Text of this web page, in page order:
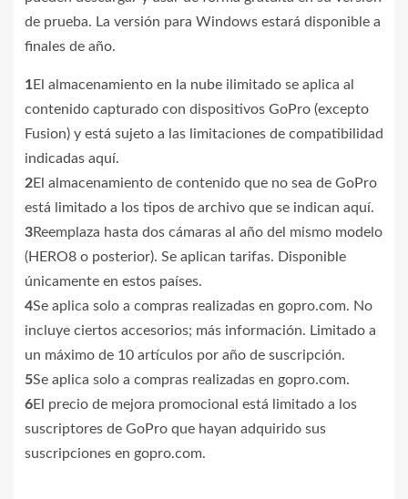
de prueba. La versión para Windows estará disponible a
finales de año.
1El almacenamiento en la nube ilimitado se aplica al
contenido capturado con dispositivos GoPro (excepto
Fusion) y está sujeto a las limitaciones de compatibilidad
indicadas aquí.
2El almacenamiento de contenido que no sea de GoPro
está limitado a los tipos de archivo que se indican aquí.
3Reemplaza hasta dos cámaras al año del mismo modelo
(HERO8 o posterior). Se aplican tarifas. Disponible
únicamente en estos países.
4Se aplica solo a compras realizadas en gopro.com. No
incluye ciertos accesorios; más información. Limitado a
un máximo de 10 artículos por año de suscripción.
5Se aplica solo a compras realizadas en gopro.com.
6El precio de mejora promocional está limitado a los
suscriptores de GoPro que hayan adquirido sus
suscripciones en gopro.com.